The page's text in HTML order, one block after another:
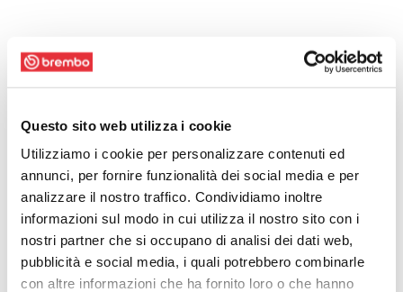
Questo sito web utilizza i cookie
Utilizziamo i cookie per personalizzare contenuti ed
annunci, per fornire funzionalità dei social media e per
analizzare il nostro traffico. Condividiamo inoltre
informazioni sul modo in cui utilizza il nostro sito con i
nostri partner che si occupano di analisi dei dati web,
pubblicità e social media, i quali potrebbero combinarle
con altre informazioni che ha fornito loro o che hanno